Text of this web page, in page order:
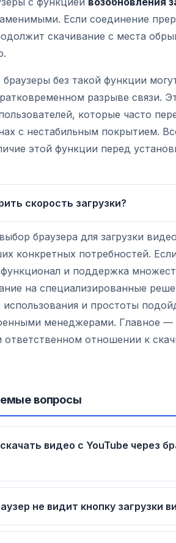
Если соединение
скачивание с места
без такой функции
разрыве связи.
которые часто
с нестабильным покрытием.
этой функции перед
скорость загрузки?
браузера для загрузки
конкретных потребностей.
и поддержка
на специализированные
использования и простоты
менеджерами. Главное —
ответственном отношении к
вопросы
видео с YouTube через
не видит кнопку загрузки